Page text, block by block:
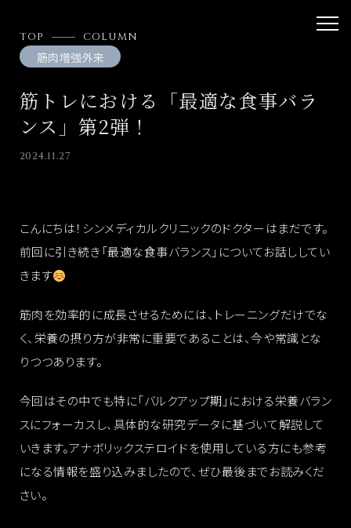
TOP COLUMN
筋肉増強外来
筋トレにおける「最適な食事バラ
ンス」第2弾！
2024.11.27
こんにちは！シンメディカルクリニックのドクターはまだです。
前回に引き続き「最適な食事バランス」についてお話ししてい
きます
筋肉を効率的に成長させるためには、トレーニングだけでな
く、栄養の摂り方が非常に重要であることは、今や常識とな
りつつあります。
今回はその中でも特に「バルクアップ期」における栄養バラン
スにフォーカスし、具体的な研究データに基づいて解説して
いきます。アナボリックステロイドを使用している方にも参考
になる情報を盛り込みましたので、ぜひ最後までお読みくだ
さい。